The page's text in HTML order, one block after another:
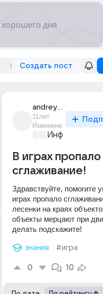
Создать пост
andrey_suvorov_37
11лет
Изменено
В играх пропало
сглаживание!
Здравствуйте, помогите
играх пропало
лесенки на краях
объекты мерцают при
делать подскажите!
знания #игра
0 10